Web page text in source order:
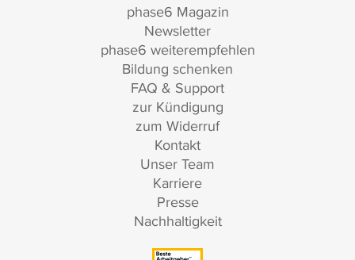
phase6 Magazin
Newsletter
phase6 weiterempfehlen
Bildung schenken
FAQ & Support
zur Kündigung
zum Widerruf
Kontakt
Unser Team
Karriere
Presse
Nachhaltigkeit